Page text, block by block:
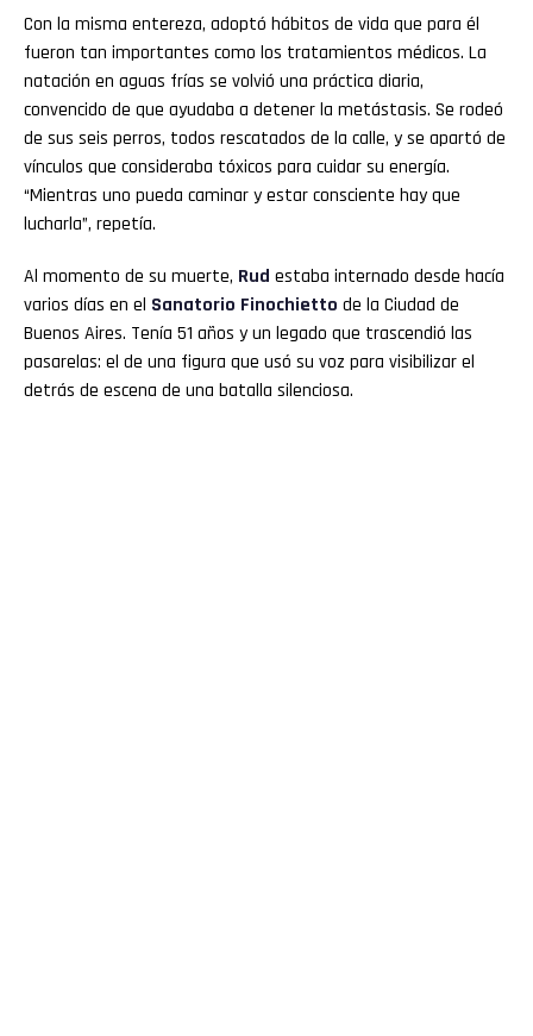
Con la misma entereza, adoptó hábitos de vida que para él
fueron tan importantes como los tratamientos médicos. La
natación en aguas frías se volvió una práctica diaria,
convencido de que ayudaba a detener la metástasis. Se rodeó
de sus seis perros, todos rescatados de la calle, y se apartó de
vínculos que consideraba tóxicos para cuidar su energía.
“Mientras uno pueda caminar y estar consciente hay que
lucharla”, repetía.
Al momento de su muerte, Rud estaba internado desde hacía
varios días en el Sanatorio Finochietto de la Ciudad de
Buenos Aires. Tenía 51 años y un legado que trascendió las
pasarelas: el de una figura que usó su voz para visibilizar el
detrás de escena de una batalla silenciosa.